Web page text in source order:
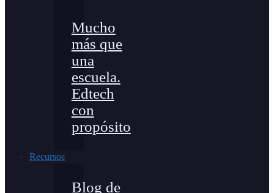
Mucho
más que
una
escuela.
Edtech
con
propósito
Recursos
Blog de